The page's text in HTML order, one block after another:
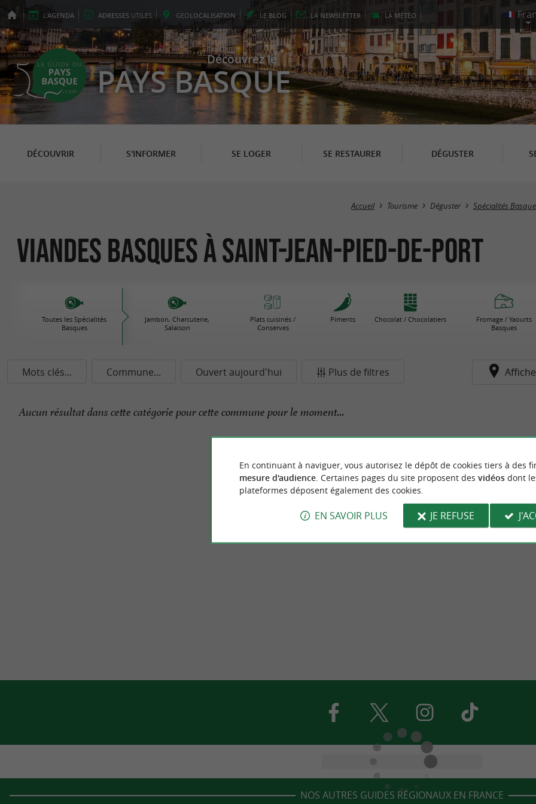
L'AGENDA ADRESSES UTILES GEOLOCALISATION LE BLOG LA NEWSLETTER LA MÉTÉO
Découvrez le
PAYS BASQUE
DÉCOUVRIR S'INFORMER SE LOGER SE RESTAURER DÉGUSTER
Accueil Tourisme Déguster Spécialités
Viandes Basques à Saint-Jean-Pied-de-Port
Toutes les Spécialités
Basques
Jambon, Charcuterie,
Salaison
Plats cuisinés /
Conserves
Piments Chocolat / Chocolatiers
Fromage / Yaourts
Basques
Mots clés... Commune... Ouvert aujourd'hui Plus de filtres
Aucun résultat dans cette catégorie pour cette commune pour le moment...
NOS AUTRES GUIDES RÉGIONAUX EN FRANCE
En continuant à naviguer, vous autorisez le dépôt de cookies tiers à des
mesure d'audience. Certaines pages du site proposent des vidéosdont
plateformes déposent également des cookies.
EN SAVOIR PLUS JE REFUSE